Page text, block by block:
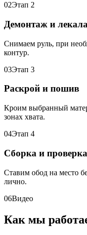
02Этап 2
Демонтаж и лекала
Снимаем руль, при
контур.
03Этап 3
Раскрой и пошив
Кроим выбранный
зонах хвата.
04Этап 4
Сборка и проверка
Ставим обод на место
лично.
06Видео
Как мы